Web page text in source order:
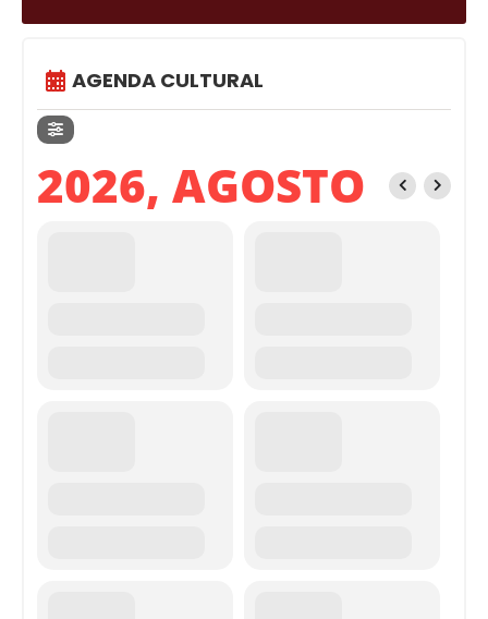
AGENDA CULTURAL
2026, AGOSTO